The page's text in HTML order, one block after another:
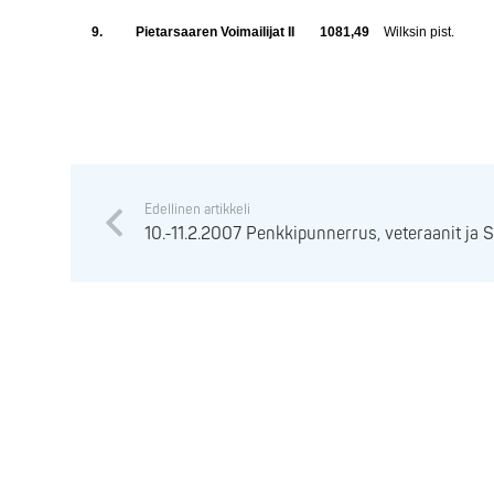
9. Pietarsaaren Voimailijat II 1081,49 Wilksin pist.
Edellinen artikkeli
10.-11.2.2007 Penkkipunnerrus, veteraanit ja